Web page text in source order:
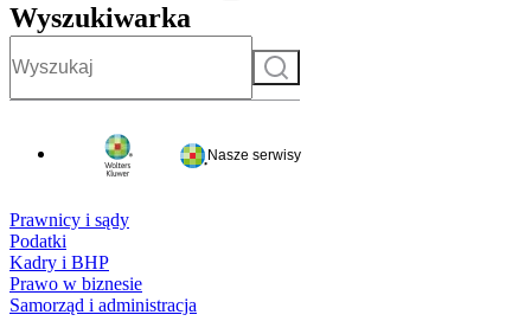
Wyszukiwarka
Szukaj
Nasze serwisy
Prawnicy i sądy
Podatki
Kadry i BHP
Prawo w biznesie
Samorząd i administracja